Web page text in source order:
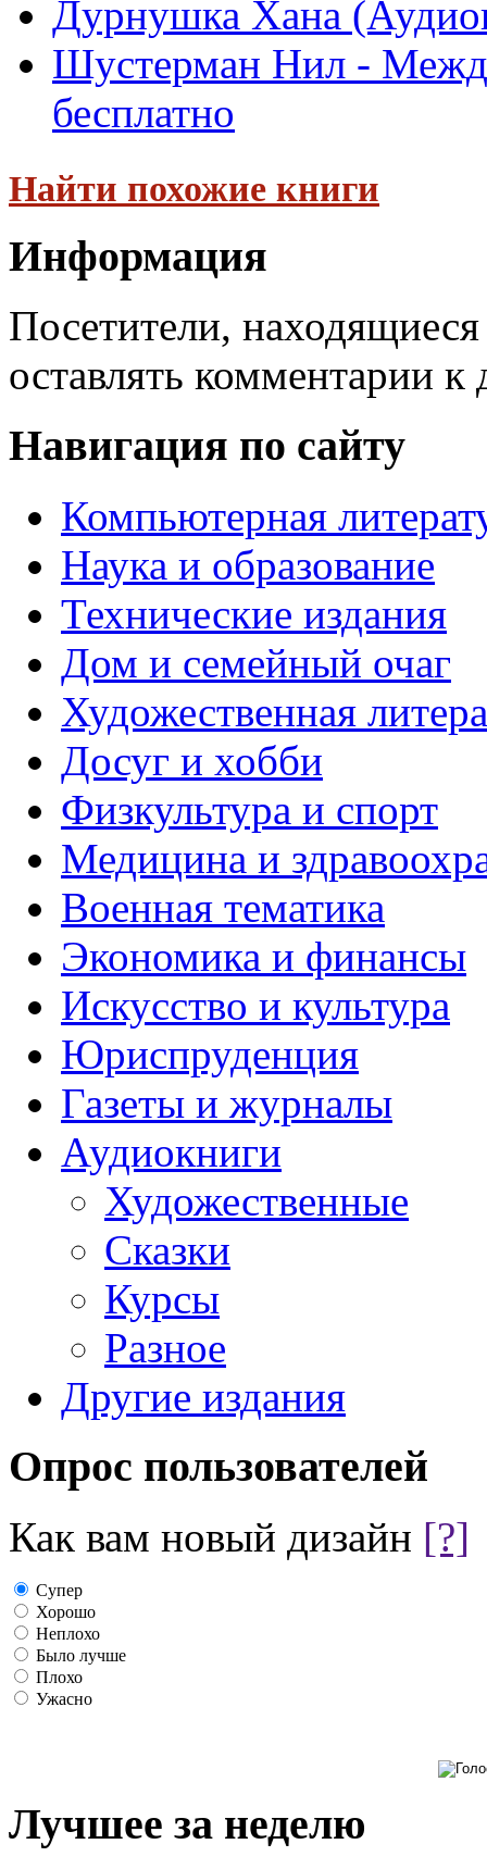
Дурнушка Хана
Шустерман Нил -
бесплатно
Найти похожие книги
Информация
Посетители,
оставлять комментарии к
Навигация по сайту
Компьютерная
Наука и образование
Технические издания
Дом и семейный очаг
Художественная
Досуг и хобби
Физкультура и спорт
Медицина и
Военная тематика
Экономика и финансы
Искусство и культура
Юриспруденция
Газеты и журналы
Аудиокниги
Художественные
Сказки
Курсы
Разное
Другие издания
Опрос пользователей
Как вам новый дизайн [?]
Супер
Хорошо
Неплохо
Было лучше
Плохо
Ужасно
Лучшее за неделю